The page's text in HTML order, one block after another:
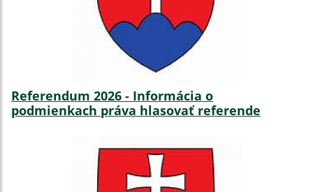
Referendum 2026 - Informácia o
podmienkach práva hlasovať referende